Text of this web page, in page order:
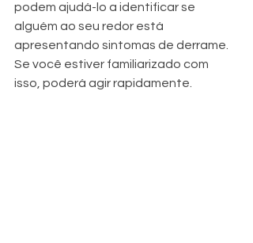
podem ajudá-lo a identificar se
alguém ao seu redor está
apresentando sintomas de derrame.
Se você estiver familiarizado com
isso, poderá agir rapidamente.